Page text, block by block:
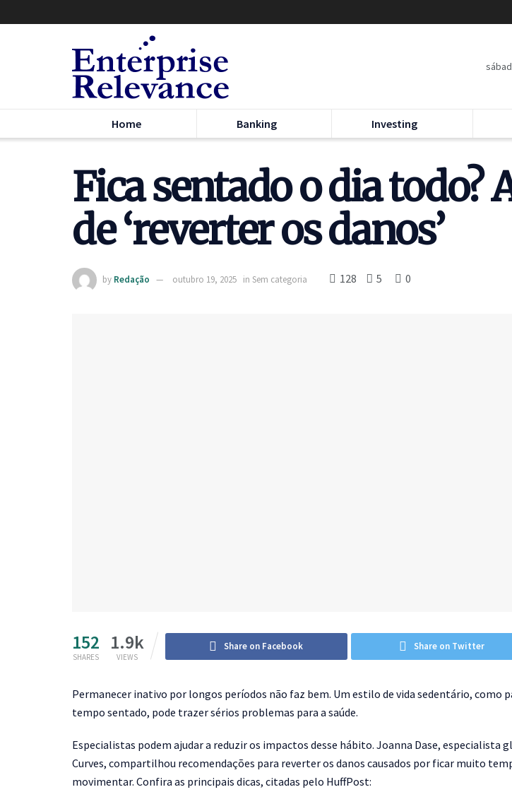
Home Banking Investing
Fica sentado o dia todo?
de ‘reverter os danos’
by Redação outubro 19, 2025 in Sem categoria 128 5 0
152
SHARES
1.9k
VIEWS
Share on Facebook Share on Twitter
Permanecer inativo por longos períodos não faz bem. Um estilo de vida sedentário, como
tempo sentado, pode trazer sérios problemas para a saúde.
Especialistas podem ajudar a reduzir os impactos desse hábito. Joanna Dase, especialista
Curves, compartilhou recomendações para reverter os danos causados por ficar muito
movimentar. Confira as principais dicas, citadas pelo HuffPost: